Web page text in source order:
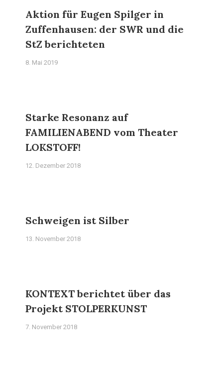
Aktion für Eugen Spilger in
Zuffenhausen: der SWR und die
StZ berichteten
8. Mai 2019
Starke Resonanz auf
FAMILIENABEND vom Theater
LOKSTOFF!
12. Dezember 2018
Schweigen ist Silber
13. November 2018
KONTEXT berichtet über das
Projekt STOLPERKUNST
7. November 2018